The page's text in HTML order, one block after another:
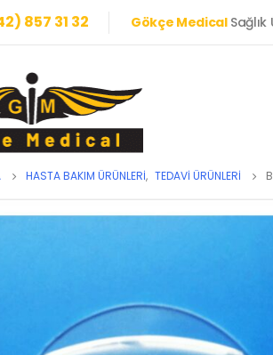
857 31 32 Gökçe MedicalSağlık
HASTA BAKIM ÜRÜNLERI, TEDAVI ÜRÜNLERI